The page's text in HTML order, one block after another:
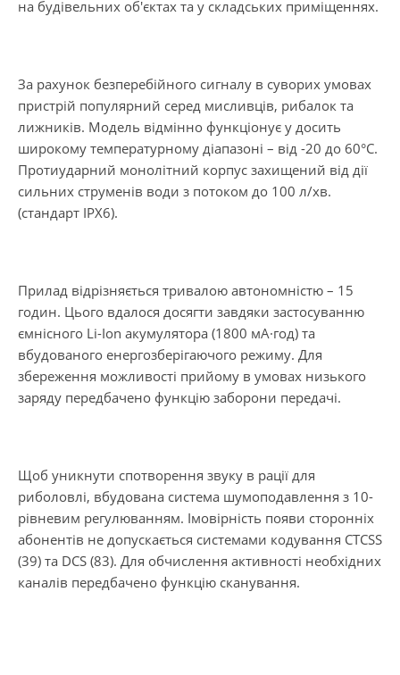
на будівельних об'єктах та у складських приміщеннях.
За рахунок безперебійного сигналу в суворих умовах
пристрій популярний серед мисливців, рибалок та
лижників. Модель відмінно функціонує у досить
широкому температурному діапазоні – від -20 до 60°С.
Протиударний монолітний корпус захищений від дії
сильних струменів води з потоком до 100 л/хв.
(стандарт IPX6).
Прилад відрізняється тривалою автономністю – 15
годин. Цього вдалося досягти завдяки застосуванню
ємнісного Li-Ion акумулятора (1800 мА·год) та
вбудованого енергозберігаючого режиму. Для
збереження можливості прийому в умовах низького
заряду передбачено функцію заборони передачі.
Щоб уникнути спотворення звуку в рації для
риболовлі, вбудована система шумоподавлення з 10-
рівневим регулюванням. Імовірність появи сторонніх
абонентів не допускається системами кодування CTCSS
(39) та DCS (83). Для обчислення активності необхідних
каналів передбачено функцію сканування.